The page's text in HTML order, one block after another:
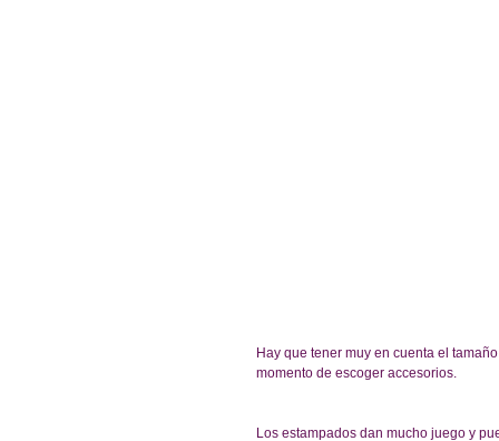
Hay que tener muy en cuenta el
momento de escoger accesorios.
Los estampados dan mucho juego y